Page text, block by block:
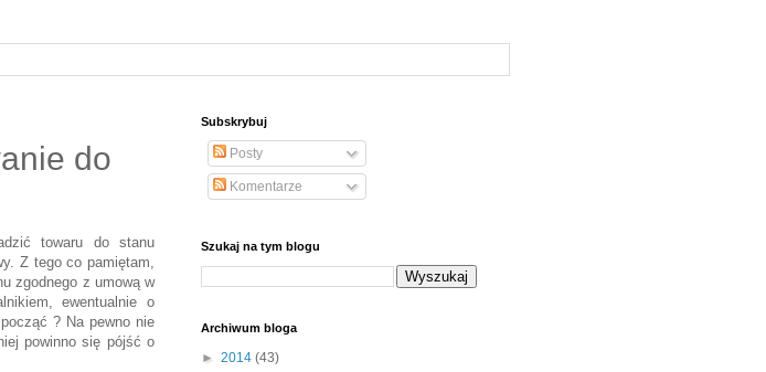
do
towaru do stanu
Z tego co pamiętam,
zgodnego z umową w
ewentualnie o
? Na pewno nie
powinno się pójść o
Subskrybuj
Posty
Komentarze
Szukaj na tym blogu
Archiwum bloga
► 2014 (43)